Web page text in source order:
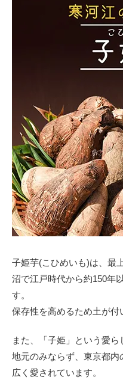
子姫芋(こひめいも)は、最
沼で江戸時代から約150年
す。
保存性を高めるため土が付
また、「子姫」という愛ら
地元のみならず、東京都
広く愛されています。